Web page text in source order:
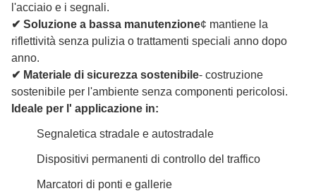
l'acciaio e i segnali.
✔ Soluzione a bassa manutenzione¢ mantiene la
riflettività senza pulizia o trattamenti speciali anno dopo
anno.
✔ Materiale di sicurezza sostenibile- costruzione
sostenibile per l'ambiente senza componenti pericolosi.
Ideale per l' applicazione in:
Segnaletica stradale e autostradale
Dispositivi permanenti di controllo del traffico
Marcatori di ponti e gallerie